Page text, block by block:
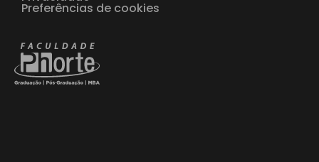
Preferências de cookies